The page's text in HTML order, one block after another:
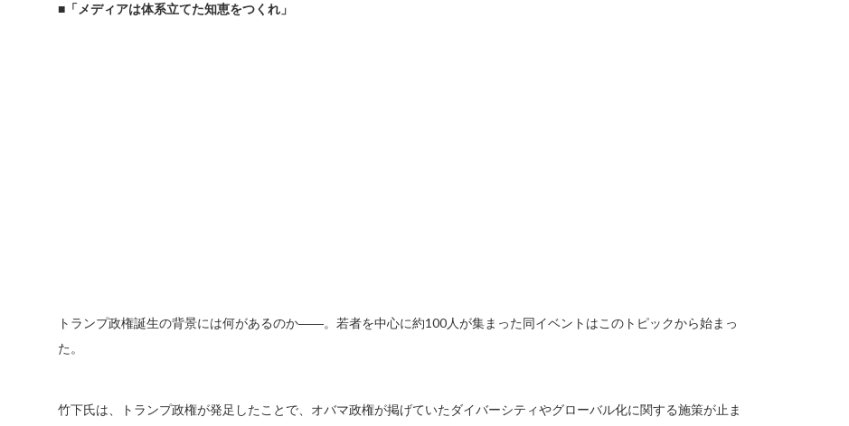
■「メディアは体系立てた知恵をつくれ」
トランプ政権誕生の背景には何があるのか――。若者を中心に約100人が集まった同イベントはこのトピックから始まっ
た。
竹下氏は、トランプ政権が発足したことで、オバマ政権が掲げていたダイバーシティやグローバル化に関する施策が止ま